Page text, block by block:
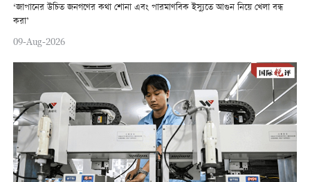
‘জাপানের উচিত জনগণের কথা শোনা এবং পারমাণবিক ইস্যুতে আগুন নিয়ে খেলা বন্ধ
করা’
09-Aug-2026